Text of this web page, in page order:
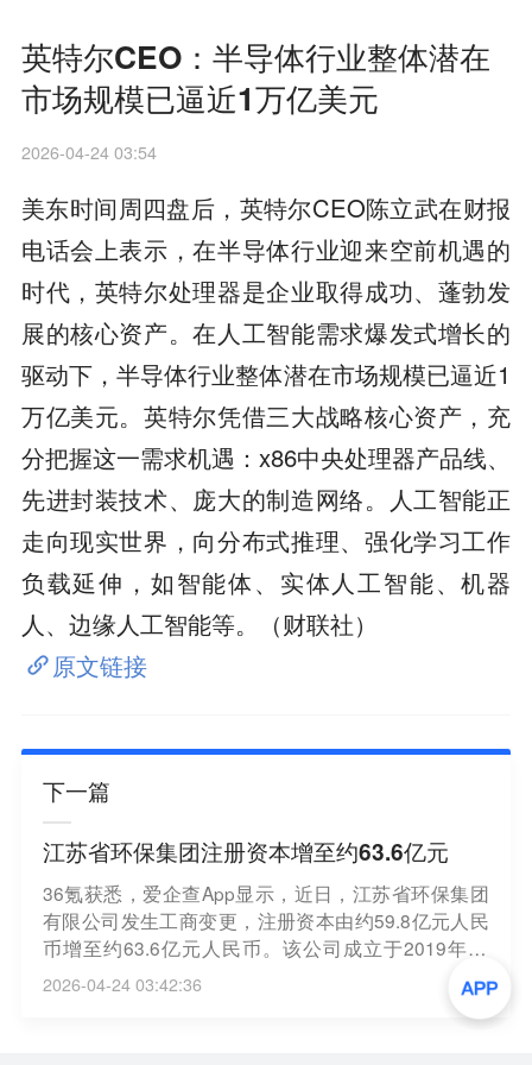
英特尔CEO：半导体行业整体潜在
市场规模已逼近1万亿美元
2026-04-24 03:54
美东时间周四盘后，英特尔CEO陈立武在财报
电话会上表示，在半导体行业迎来空前机遇的
时代，英特尔处理器是企业取得成功、蓬勃发
展的核心资产。在人工智能需求爆发式增长的
驱动下，半导体行业整体潜在市场规模已逼近1
万亿美元。英特尔凭借三大战略核心资产，充
分把握这一需求机遇：x86中央处理器产品线、
先进封装技术、庞大的制造网络。人工智能正
走向现实世界，向分布式推理、强化学习工作
负载延伸，如智能体、实体人工智能、机器
人、边缘人工智能等。（财联社）
原文链接
下一篇
江苏省环保集团注册资本增至约63.6亿元
36氪获悉，爱企查App显示，近日，江苏省环保集团
有限公司发生工商变更，注册资本由约59.8亿元人民
币增至约63.6亿元人民币。该公司成立于2019年12
月，法定代表人为陈金东，经营范围包括环境基础设
施、环境综合治理与生态保护修复工程的投资、建设
和运营管理，环保新技术、新产品、新设备研发推广
2026-04-24 03:42:36